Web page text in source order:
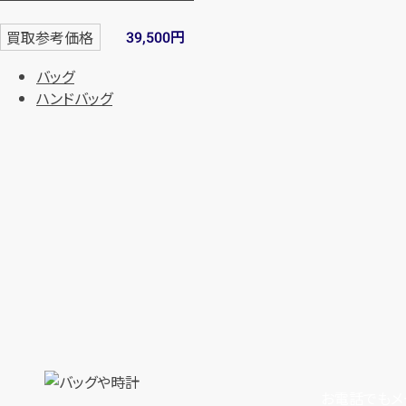
買取参考価格 39,500円
バッグ
ハンドバッグ